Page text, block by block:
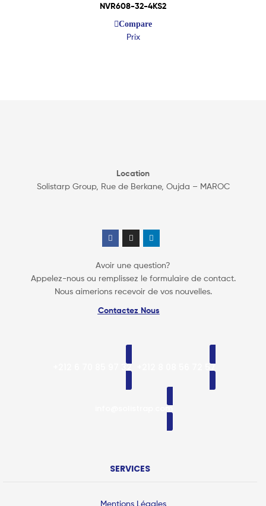
NVR608-32-4KS2
Compare
Prix
Location
Solistarp Group, Rue de Berkane, Oujda – MAROC
Avoir une question?
Appelez-nous ou remplissez le formulaire de contact.
Nous aimerions recevoir de vos nouvelles.
Contactez Nous
+212 6 70 85 97 32 +212 8 08 56 72 57
info@solistrap.com
SERVICES
Mentions Légales